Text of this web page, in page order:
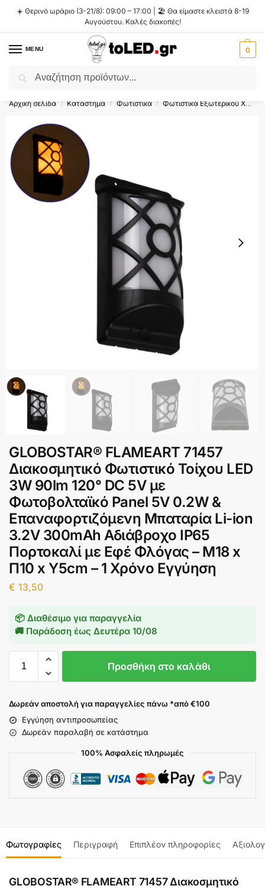
☀️ Θερινό ωράριο (3-21/8): 09:00 – 17:00 | 🏖️ Θα είμαστε κλειστά 8-19
Αυγούστου. Καλές διακοπές!
MENU 0
Flash Sale ⚡ 10% Έκπτωση με τον κωδικό
Αρχική σελίδα / Κατάστημα / Φωτιστικά / Φωτιστικά Εξωτερικού Χώρου
GLOBOSTAR® FLAMEART 71457
Διακοσμητικό Φωτιστικό Τοίχου LED
3W 90lm 120° DC 5V με
Φωτοβολταϊκό Panel 5V 0.2W &
Επαναφορτιζόμενη Μπαταρία Li-ion
3.2V 300mAh Αδιάβροχο IP65
Πορτοκαλί με Εφέ Φλόγας – Μ18 x
Π10 x Υ5cm – 1 Χρόνο Εγγύηση
€ 13,50
📦 Διαθέσιμο για παραγγελία
🚚 Παράδοση έως Δευτέρα 10/08
Προσθήκη στο καλάθι
Δωρεάν αποστολή για παραγγελίες πάνω *από €100
Εγγύηση αντιπροσωπείας
Δωρεάν παραλαβή σε κατάστημα
100% Ασφαλείς πληρωμές
Φωτογραφίες Περιγραφή Επιπλέον πληροφορίες
GLOBOSTAR® FLAMEART 71457 Διακοσμητικό